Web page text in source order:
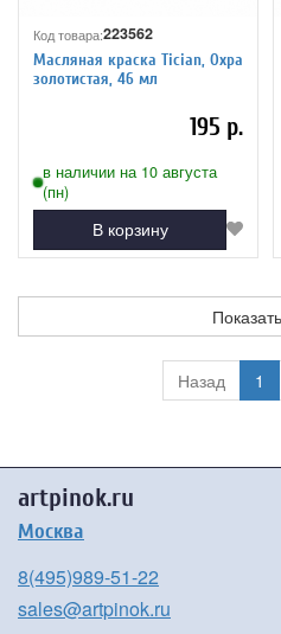
Код товара:223562
Масляная краска Tician, Охра
золотистая, 46 мл
195 р.
в наличии на 10 августа
(пн)
В корзину
Назад 1
artpinok.ru
Москва
8(495)989-51-22
sales@artpinok.ru